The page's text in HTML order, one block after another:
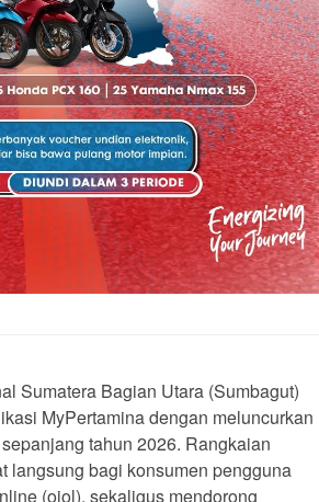
Sumatera Bagian Utara (Sumbagut)
MyPertamina dengan meluncurkan
tahun 2026. Rangkaian
langsung bagi konsumen pengguna
(ojol), sekaligus mendorong